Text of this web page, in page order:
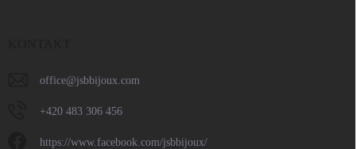
office@jsbbijoux.com
+420 483 306 456
https://www.facebook.com/jsbbijoux/